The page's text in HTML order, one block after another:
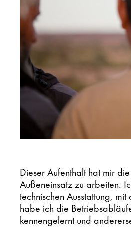
Dieser Aufenthalt hat mir
Außeneinsatz zu arbeiten.
technischen Ausstattung,
habe ich die
kennengelernt und